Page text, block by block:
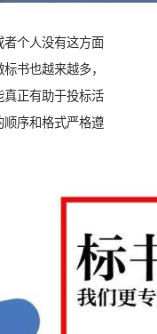
个人没有这方面
书也越来越多，
真正有助于投标活
顺序和格式严格遵